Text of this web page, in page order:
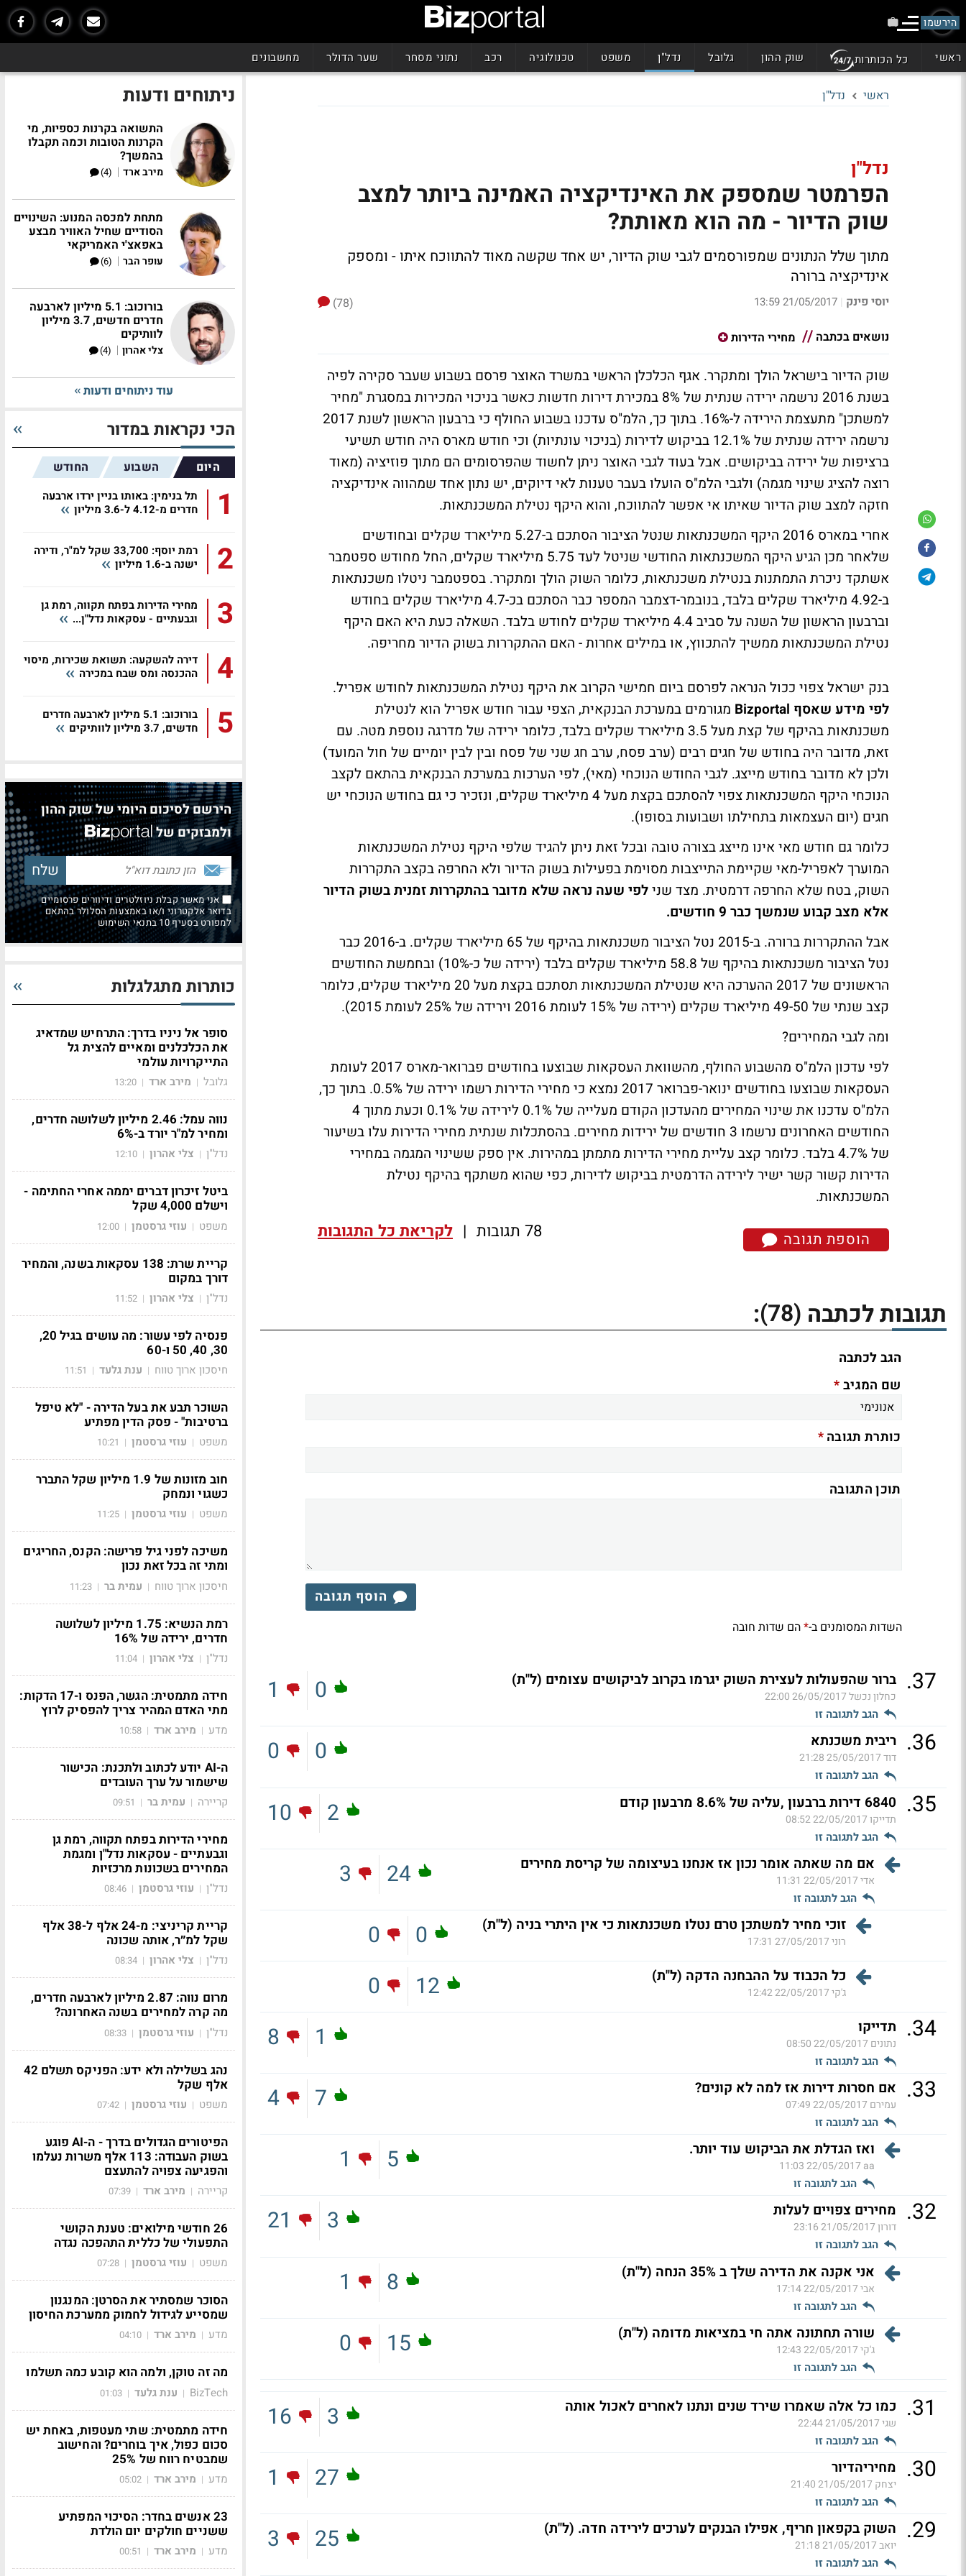
הירשמו
ראשי כל הכותרות שוק ההון גלובל נדל"ן משפט טכנולוגיה רכב נתוני מסחר שער הדולר מחשבונים
ראשי נדל"ן
נדל"ן
הפרמטר שמספק את האינדיקציה האמינה ביותר למצב
שוק הדיור - מה הוא מאותת?
מתוך שלל הנתונים שמפורסמים לגבי שוק הדיור, יש אחד שקשה מאוד להתווכח איתו - ומספק
אינדיקציה ברורה
יוסי פינק |
21/05/2017 13:59
(78)
נושאים בכתבה
מחירי הדירות
שוק הדיור בישראל הולך ומתקרר. אגף הכלכלן הראשי במשרד האוצר פרסם בשבוע שעבר סקירה לפיה
בשנת 2016 נרשמה ירידה שנתית של 8% במכירת דירות חדשות כאשר בניכוי המכירות במסגרת "מחיר
למשתכן" מתעצמת הירידה ל-16%. בתוך כך, הלמ"ס עדכנו בשבוע החולף כי ברבעון הראשון לשנת 2017
נרשמה ירידה שנתית של 12.1% בביקוש לדירות (בניכוי עונתיות) וכי חודש מארס היה חודש תשיעי
ברציפות של ירידה בביקושים. אבל בעוד לגבי האוצר ניתן לחשוד שהפרסומים הם מתוך פוזיציה (מאוד
רוצה להציג שינוי מגמה) ולגבי הלמ"ס הועלו בעבר טענות לאי דיוקים, יש נתון אחד שמהווה אינדיקציה
חזקה למצב שוק הדיור שאיתו אי אפשר להתווכח, והוא היקף נטילת המשכנתאות.
אחרי במארס 2016 היקף המשכנתאות שנטל הציבור הסתכם ב-5.27 מיליארד שקלים ובחודשים
שלאחר מכן הגיע היקף המשכנתאות החודשי שניטל לעד 5.75 מיליארד שקלים, החל מחודש ספטמבר
אשתקד ניכרת התמתנות בנטילת משכנתאות, כלומר השוק הולך ומתקרר. בספטמבר ניטלו משכנתאות
ב-4.92 מיליארד שקלים בלבד, בנובמר-דצמבר המספר כבר הסתכם בכ-4.7 מיליארד שקלים בחודש
וברבעון הראשון של השנה על סביב 4.4 מיליארד שקלים לחודש בלבד. השאלה כעת היא האם היקף
נטילת המשכנתאות ממשיך להתכווץ, או במילים אחרות - האם ההתקררות בשוק הדיור מחריפה.
בנק ישראל צפוי ככול הנראה לפרסם ביום חמישי הקרוב את היקף נטילת המשכנתאות לחודש אפריל.
לפי מידע שאסף Bizportal
מגורמים במערכת הבנקאית, הצפי עבור חודש אפריל הוא לנטילת
משכנתאות בהיקף של קצת מעל 3.5 מיליארד שקלים בלבד, כלומר ירידה של מדרגה נוספת מטה. עם
זאת, מדובר היה בחודש של חגים רבים (ערב פסח, ערב חג שני של פסח ובין לבין יומיים של חול המועד)
ולכן לא מדובר בחודש מייצג. לגבי החודש הנוכחי (מאי), לפי הערכות במערכת הבנקאית בהתאם לקצב
הנוכחי היקף המשכנתאות צפוי להסתכם בקצת מעל 4 מיליארד שקלים, ונזכיר כי גם בחודש הנוכחי יש
חגים (יום העצמאות בתחילתו ושבועות בסופו).
כלומר גם חודש מאי אינו מייצג בצורה טובה ובכל זאת ניתן להגיד שלפי היקף נטילת המשכנתאות
המוערך לאפריל-מאי שקיימת התייצבות מסוימת בפעילות בשוק הדיור ולא החרפה בקצב התקררות
השוק, בטח שלא החרפה דרמטית. מצד שנילפי שעה נראה שלא מדובר בהתקררות זמנית בשוק הדיור
אלא מצב קבוע שנמשך כבר 9 חודשים.
אבל ההתקררות ברורה. ב-2015 נטל הציבור משכנתאות בהיקף של 65 מיליארד שקלים. ב-2016 כבר
נטל הציבור משכנתאות בהיקף של 58.8 מיליארד שקלים בלבד (ירידה של כ-10%) ובחמשת החודשים
הראשונים של 2017 ההערכה היא שנטילת המשכנתאות תסתכם בקצת מעל 20 מיליארד שקלים, כלומר
קצב שנתי של 49-50 מיליארד שקלים (ירידה של 15% לעומת 2016 וירידה של 25% לעומת 2015).
ומה לגבי המחירים?
לפי עדכון הלמ"ס מהשבוע החולף, מהשוואת העסקאות שבוצעו בחודשים פברואר-מארס 2017 לעומת
העסקאות שבוצעו בחודשים ינואר-פברואר 2017 נמצא כי מחירי הדירות רשמו ירידה של 0.5%. בתוך כך,
הלמ"ס עדכנו את שינוי המחירים מהעדכון הקודם מעלייה של 0.1% לירידה של 0.1% וכעת מתוך 4
החודשים האחרונים נרשמו 3 חודשים של ירידות מחירים. בהסתכלות שנתית מחירי הדירות עלו בשיעור
של 4.7% בלבד. כלומר קצב עליית מחירי הדירות מתמתן במהירות. אין ספק ששינוי המגמה במחירי
הדירות קשור קשר ישיר לירידה הדרמטית בביקוש לדירות, כפי שהוא משתקף בהיקף נטילת
המשכנתאות.
הוספת תגובה 78 תגובות | לקריאת כל התגובות
תגובות לכתבה (78)
:
הגב לכתבה
שם המגיב*
כותרת תגובה*
תוכן התגובה
הוסף תגובה
השדות המסומנים ב-*הם שדות חובה
37
. ברור שהפעולות לעצירת השוק יגרמו בקרוב לביקושים עצומים (ל"ת)
כחלון נכשל26/05/2017 22:00
הגב לתגובה זו
0
1
36
. ריבית משכנתא
דוד25/05/2017 21:28
הגב לתגובה זו
0
0
35
. 6840 דירות ברבעון ,עליה של 8.6% מרבעון קודם
תדייקו22/05/2017 08:52
הגב לתגובה זו
2
10
אם מה שאתה אומר נכון אז אנחנו בעיצומה של קריסת מחירים
אדי22/05/2017 11:31
הגב לתגובה זו
24
3
זוכי מחיר למשתכן טרם נטלו משכנתאות כי אין היתרי בניה (ל"ת)
רוני27/05/2017 17:31
0
0
כל הכבוד על ההבחנה הדקה (ל"ת)
ג'קי22/05/2017 12:42
12
0
34
. תדייקו
נתונים 22/05/2017 08:50
הגב לתגובה זו
1
8
33
. אם חסרות דירות אז למה לא קונים?
עמירם 22/05/2017 07:49
הגב לתגובה זו
7
4
ואז הגדלת את הביקוש עוד יותר.
aa
22/05/2017 11:03
הגב לתגובה זו
5
1
32
. מחירים צפויים לעלות
דורון21/05/2017 23:16
הגב לתגובה זו
3
21
אני אקנה את הדירה שלך ב 35% הנחה (ל"ת)
אבי22/05/2017 17:14
הגב לתגובה זו
8
1
שורה תחתונה אתה חי במציאות מדומה (ל"ת)
ג'קי22/05/2017 12:43
הגב לתגובה זו
15
0
31
. כמו כל אלה שאמרו שירד שנים ונתנו לאחרים לאכול אותה
שגי21/05/2017 22:44
הגב לתגובה זו
3
16
30
. מחיריהדיור
יצחק 21/05/2017 21:40
הגב לתגובה זו
27
1
29
. השוק בקפאון חריף, אפילו הבנקים לערכים לירידה חדה. (ל"ת)
יואב21/05/2017 21:18
הגב לתגובה זו
25
3
ניתוחים ודעות
התשואה בקרנות כספיות, מי
הקרנות הטובות וכמה תקבלו
בהמשך?
מירב ארד |
(4)
מתחת למכסה המנוע: השינויים
הסודיים שחיל האוויר מבצע
באפאצ'י האמריקאי
עופר הבר |
(6)
בורוכוב: 5.1 מיליון לארבעה
חדרים חדשים, 3.7 מיליון
לוותיקים
צלי אהרון |
(4)
עוד ניתוחים ודעות
הכי נקראות במדור
היום השבוע החודש
1
תל בנימין: באותו בניין ירדו ארבעה
חדרים מ-4.12 ל-3.6 מיליון
2
רמת יוסף: 33,700 שקל למ"ר, ודירה
ישנה ב-1.6 מיליון
3
מחירי הדירות בפתח תקווה, רמת גן
וגבעתיים - עסקאות נדל"ן...
4
דירה להשקעה: תשואת שכירות, מיסוי
ההכנסה ומס שבח במכירה
5
בורוכוב: 5.1 מיליון לארבעה חדרים
חדשים, 3.7 מיליון לוותיקים
הירשם לסיכום היומי של שוק ההון
ולמבזקים של
אני מאשר קבלת ניוזלטרים ודיוורים פרסומיים
בדואר אלקטרוני ו/או באמצעות הסלולר בהתאם
למפורט בסעיף 10 בתנאי השימוש
כותרות מתגלגלות
סופר אל ניניו בדרך: התרחיש שמדאיג
את הכלכלנים ומאיים להצית גל
התייקרויות עולמי
גלובל | מירב ארד |
13:20
נווה עמל: 2.46 מיליון לשלושה חדרים,
ומחיר למ"ר יורד ב-6%
נדל"ן | צלי אהרון |
12:10
ביטל זיכרון דברים יממה אחרי החתימה -
וישלם 4,000 שקל
משפט | עוזי גרסטמן |
12:00
קריית שרת: 138 עסקאות בשנה, והמחיר
דורך במקום
נדל"ן | צלי אהרון |
11:52
פנסיה לפי עשור: מה עושים בגיל 20,
30, 40, 50 ו-60
חיסכון ארוך טווח | ענת גלעד |
11:51
השוכר תבע את בעל הדירה - "לא טיפל
ברטיבות" - פסק הדין מפתיע
משפט | עוזי גרסטמן |
10:21
חוב מזונות של 1.9 מיליון שקל התברר
כשגוי ונמחק
משפט | עוזי גרסטמן |
11:25
משיכה לפני גיל פרישה: הקנס, החריגים
ומתי זה בכל זאת נכון
חיסכון ארוך טווח | עמית בר |
11:23
רמת הנשיא: 1.75 מיליון לשלושה
חדרים, ירידה של 16%
נדל"ן | צלי אהרון |
11:04
חידה מתמטית: הגשר, הפנס ו-17 הדקות:
מתי האדם המהיר צריך להפסיק לרוץ
מדע | מירב ארד |
10:58
ה-AI יודע לכתוב ולתכנת: הכישור
שישמור על ערך העובדים
קריירה | עמית בר |
09:51
מחירי הדירות בפתח תקווה, רמת גן
וגבעתיים - עסקאות נדל"ן ומגמת
המחירים בשכונות מרכזיות
נדל"ן | עוזי גרסטמן |
08:46
קריית קריניצי: מ-24 אלף ל-38 אלף
שקל למ״ר, אותה שכונה
נדל"ן | צלי אהרון |
08:34
מרום נווה: 2.87 מיליון לארבעה חדרים,
מה קרה למחירים בשנה האחרונה?
נדל"ן | עוזי גרסטמן |
08:33
נהג בשלילה ולא ידע: הפניקס תשלם 42
אלף שקל
משפט | עוזי גרסטמן |
07:42
הפיטורים הגדולים בדרך - ה-AI פוגע
בשוק העבודה: 113 אלף משרות נעלמו
והפגיעה צפויה להתעצם
קריירה | מירב ארד |
07:39
26 חודשי מילואים: טענת הקושי
התפעולי של כללית התהפכה נגדה
משפט | עוזי גרסטמן |
07:28
הסוכר שמסתיר את הסרטן: המנגנון
שמסייע לגידול לחמוק ממערכת החיסון
מדע | מירב ארד |
04:10
מה זה טוקן, ולמה הוא קובע כמה תשלמו
BizTech
| ענת גלעד |
01:03
חידה מתמטית: שתי מעטפות, באחת יש
סכום כפול, איך בוחרים? והחישוב
שמבטיח רווח של 25%
מדע | מירב ארד |
05:02
23 אנשים בחדר: הסיכוי המפתיע
ששניים חולקים יום הולדת
מדע | מירב ארד |
00:51